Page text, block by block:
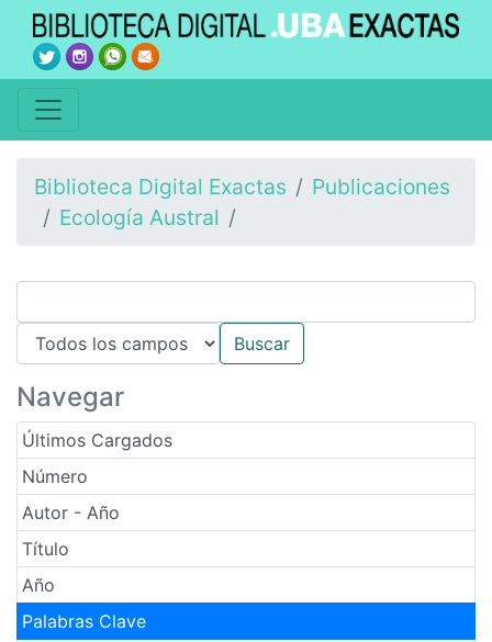
Biblioteca Digital Exactas
Publicaciones
Ecología Austral
Navegar
Últimos Cargados
Número
Autor - Año
Título
Año
Palabras Clave